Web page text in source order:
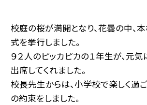
校庭の桜が満開となり、花曇の中、
式を挙行しました。
９２人のピッカピカの１年生が、元気
出席してくれました。
校長先生からは、小学校で楽しく過
の約束をしました。